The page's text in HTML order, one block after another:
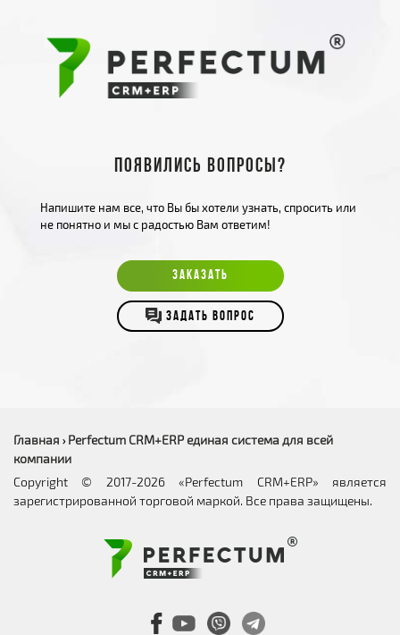
Появились вопросы?
Напишите нам все, что Вы бы хотели узнать, спросить или
не понятно и мы с радостью Вам ответим!
ЗАКАЗАТЬ
ЗАДАТЬ ВОПРОС
Главная › Perfectum CRM+ERP единая система для всей
компании
Copyright © 2017-2026 «Perfectum CRM+ERP» является
зарегистрированной торговой маркой. Все права защищены.